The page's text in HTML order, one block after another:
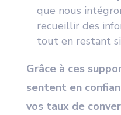
que nous
recueillir des
tout en restant
Grâce à ces
sentent en
vos taux de